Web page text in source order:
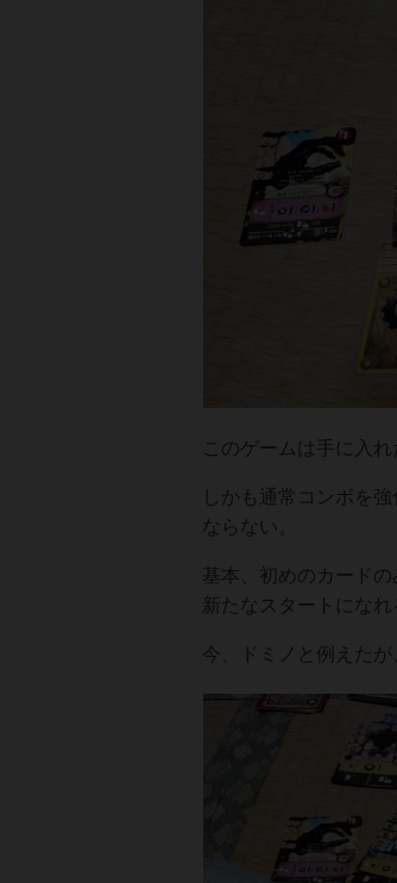
このゲームは手に入
しかも通常コンボを
ならない。
基本、初めのカード
新たなスタートにな
今、ドミノと例えた